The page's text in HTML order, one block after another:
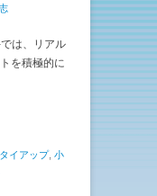
は、リアル
を積極的に
タイアップ, 小